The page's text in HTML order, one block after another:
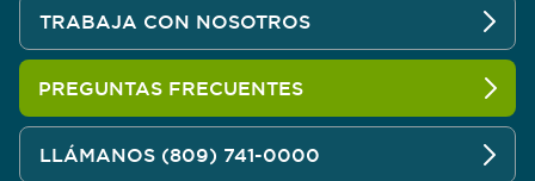
TRABAJA CON NOSOTROS
PREGUNTAS FRECUENTES
LLÁMANOS (809) 741-0000